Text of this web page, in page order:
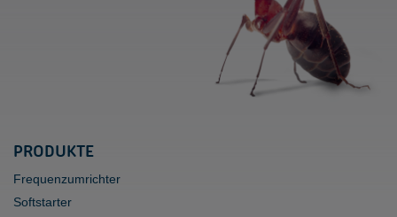
PRODUKTE
Frequenzumrichter
Softstarter